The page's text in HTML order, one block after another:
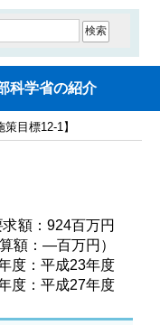
科学省の紹介
目標12-1】
額：924百万円
額：―百万円）
度：平成23年度
度：平成27年度